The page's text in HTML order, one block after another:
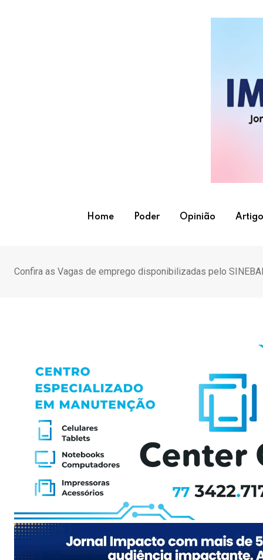
Home Poder Opinião
Confira as Vagas de emprego disponibilizadas pelo